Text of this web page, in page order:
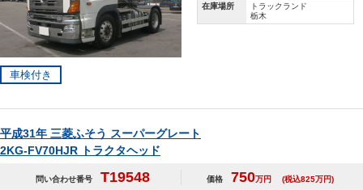
在庫場所
トラックランド
栃木
車検付き
平成31年 三菱ふそう スーパーグレート
2KG-FV70HJR トラクタヘッド
問い合わせ番号 T19548 価格 750万円 (税込825万円)